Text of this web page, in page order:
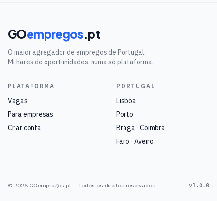
GOempregos.pt
O maior agregador de empregos de Portugal.
Milhares de oportunidades, numa só plataforma.
PLATAFORMA
Vagas
Para empresas
Criar conta
PORTUGAL
Lisboa
Porto
Braga · Coimbra
Faro · Aveiro
© 2026 GOempregos.pt — Todos os direitos reservados. v1.0.0